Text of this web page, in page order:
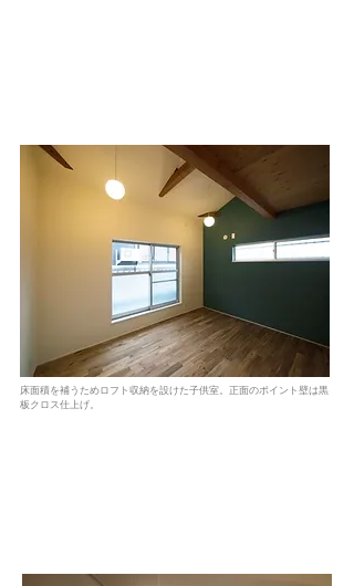
床面積を補うためロフト収納を設けた子供室。正面のポイント壁は黒
板クロス仕上げ。